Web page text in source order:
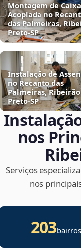
Montagem de Caixa
Acoplada no
das Palmeiras,
Preto‑SP
Instalação de
no Recanto das
Palmeiras, Ribeirão
Preto‑SP
nos
Serviços
nos
203